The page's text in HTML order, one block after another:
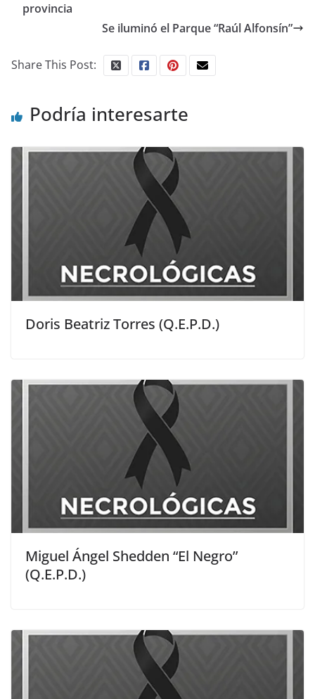
provincia
Se iluminó el Parque “Raúl Alfonsín”
Share This Post:
Podría interesarte
Doris Beatriz Torres (Q.E.P.D.)
Miguel Ángel Shedden “El Negro”
(Q.E.P.D.)